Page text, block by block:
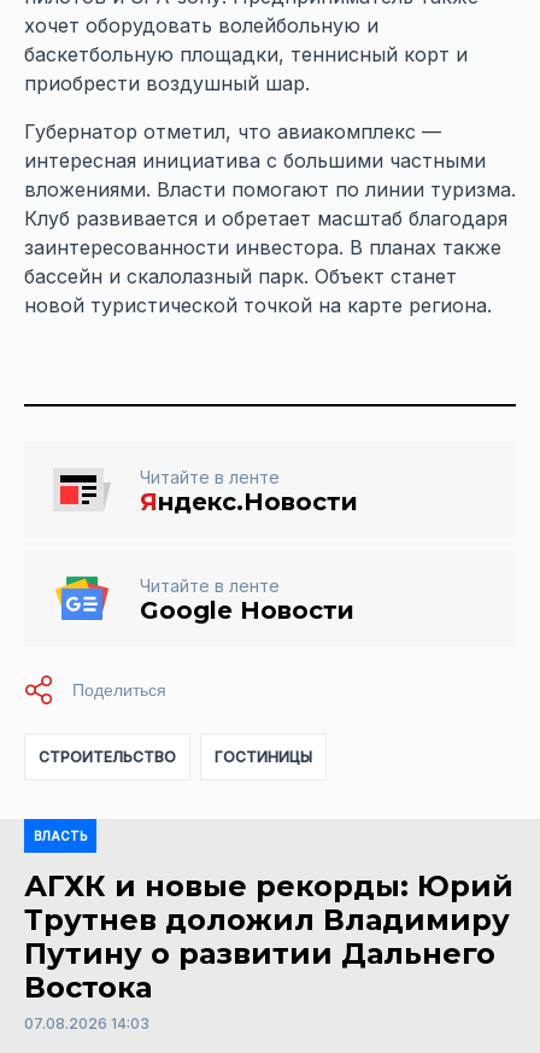
хочет оборудовать волейбольную и
баскетбольную площадки, теннисный корт и
приобрести воздушный шар.
Губернатор отметил, что авиакомплекс —
интересная инициатива с большими частными
вложениями. Власти помогают по линии туризма.
Клуб развивается и обретает масштаб благодаря
заинтересованности инвестора. В планах также
бассейн и скалолазный парк. Объект станет
новой туристической точкой на карте региона.
Читайте в ленте
Яндекс.Новости
Читайте в ленте
Google Новости
СТРОИТЕЛЬСТВО ГОСТИНИЦЫ
ВЛАСТЬ
АГХК и новые рекорды: Юрий
Трутнев доложил Владимиру
Путину о развитии Дальнего
Востока
07.08.2026 14:03